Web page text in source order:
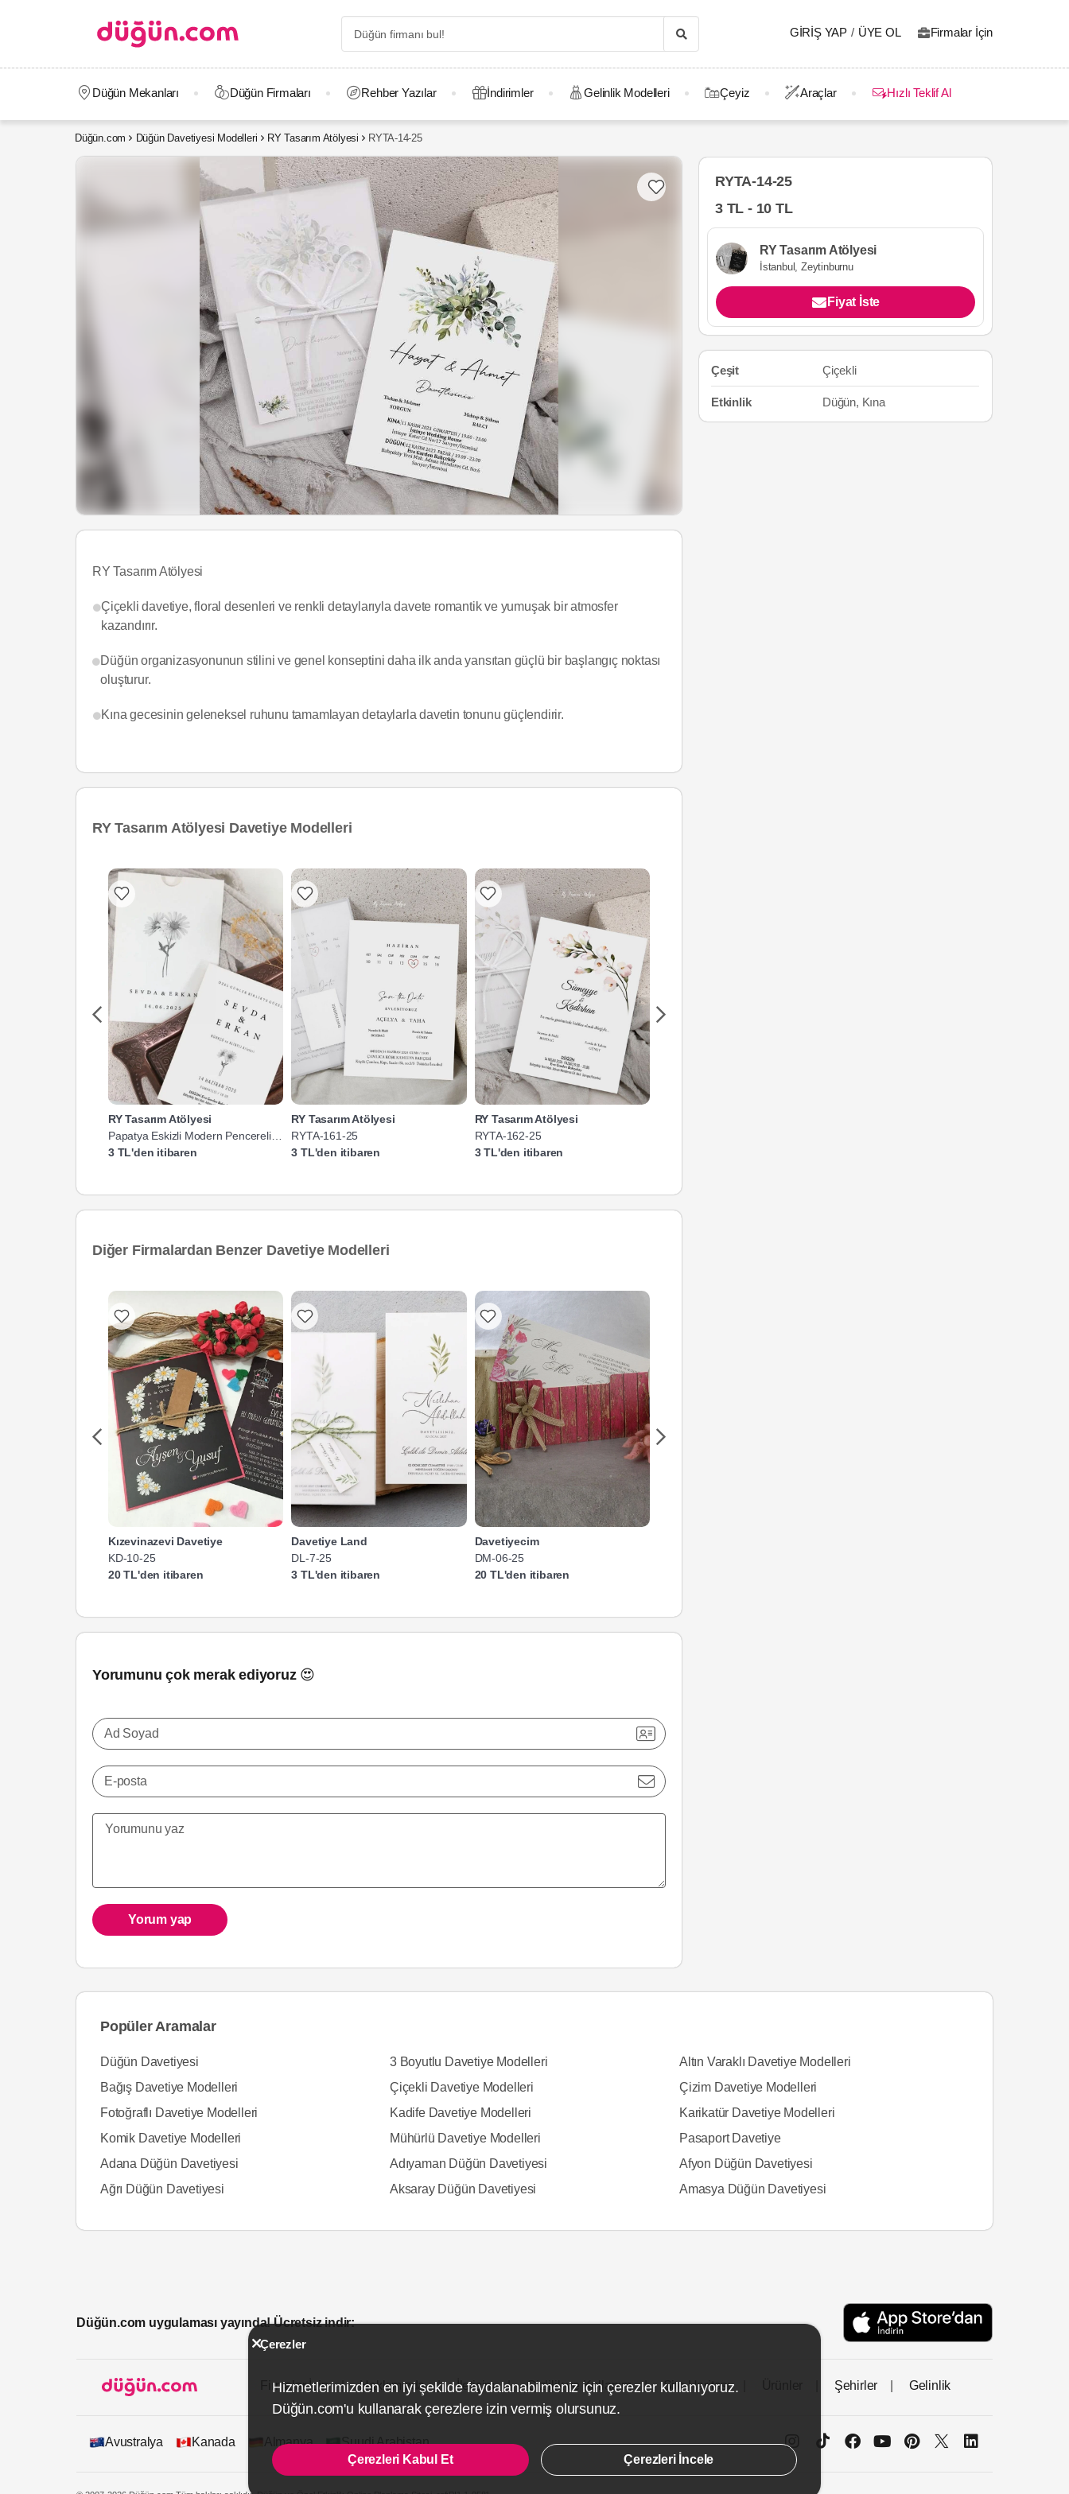
GIRIŞ YAP / ÜYE OL Firmalar İçin
Düğün Mekanları Düğün Firmaları Rehber Yazılar İndirimler Gelinlik Modelleri Çeyiz Araçlar Hızlı Teklif Al
Düğün.com Düğün Davetiyesi Modelleri RY Tasarım Atölyesi RYTA-14-25
RY Tasarım Atölyesi
Çiçekli davetiye, floral desenleri ve renkli detaylarıyla davete romantik ve yumuşak bir atmosfer
kazandırır.
Düğün organizasyonunun stilini ve genel konseptini daha ilk anda yansıtan güçlü bir başlangıç noktası
oluşturur.
Kına gecesinin geleneksel ruhunu tamamlayan detaylarla davetin tonunu güçlendirir.
RY Tasarım Atölyesi Davetiye Modelleri
RY Tasarım Atölyesi
Papatya Eskizli Modern Pencereli
Davetiye
3 TL'den itibaren
RY Tasarım Atölyesi
RYTA-161-25
3 TL'den itibaren
RY Tasarım Atölyesi
RYTA-162-25
3 TL'den itibaren
Diğer Firmalardan Benzer Davetiye Modelleri
Kızevinazevi Davetiye
KD-10-25
20 TL'den itibaren
Davetiye Land
DL-7-25
3 TL'den itibaren
Davetiyecim
DM-06-25
20 TL'den itibaren
Yorumunu çok merak ediyoruz 😍
Ad Soyad
E-posta
Yorum yap
RYTA-14-25
3 TL - 10 TL
RY Tasarım Atölyesi
İstanbul, Zeytinburnu
Fiyat İste
Çeşit Çiçekli
Etkinlik Düğün, Kına
Popüler Aramalar
Düğün Davetiyesi 3 Boyutlu Davetiye Modelleri
Altın Varaklı Davetiye Modelleri
Bağış Davetiye Modelleri
Çiçekli Davetiye Modelleri
Çizim Davetiye Modelleri
Fotoğraflı Davetiye Modelleri
Kadife Davetiye Modelleri
Karikatür Davetiye Modelleri
Komik Davetiye Modelleri
Mühürlü Davetiye Modelleri
Pasaport Davetiye
Adana Düğün Davetiyesi
Adıyaman Düğün Davetiyesi
Afyon Düğün Davetiyesi
Ağrı Düğün Davetiyesi
Aksaray Düğün Davetiyesi Amasya Düğün Davetiyesi
Düğün.com uygulaması yayında! Ücretsiz indir:
Firmalar İçin Hakkımızda İletişim Gizlilik ve Kullanım Site Haritası Şehirler Gelinlik
Avustralya Kanada Almanya Suudi Arabistan
Çerezler
Hizmetlerimizden en iyi şekilde faydalanabilmeniz için çerezler kullanıyoruz.
Düğün.com'u kullanarak çerezlere izin vermiş olursunuz.
Çerezleri Kabul Et Çerezleri İncele